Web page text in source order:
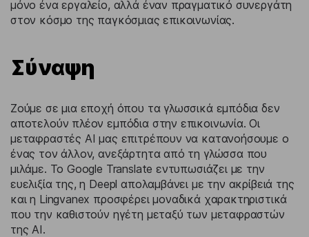
μόνο ένα εργαλείο, αλλά έναν πραγματικό συνεργάτη
στον κόσμο της παγκόσμιας επικοινωνίας.
Σύναψη
Ζούμε σε μια εποχή όπου τα γλωσσικά εμπόδια δεν
αποτελούν πλέον εμπόδια στην επικοινωνία. Οι
μεταφραστές AI μας επιτρέπουν να κατανοήσουμε ο
ένας τον άλλον, ανεξάρτητα από τη γλώσσα που
μιλάμε. Το Google Translate εντυπωσιάζει με την
ευελιξία της, η Deepl απολαμβάνει με την ακρίβειά της
και η Lingvanex προσφέρει μοναδικά χαρακτηριστικά
που την καθιστούν ηγέτη μεταξύ των μεταφραστών
της AI.